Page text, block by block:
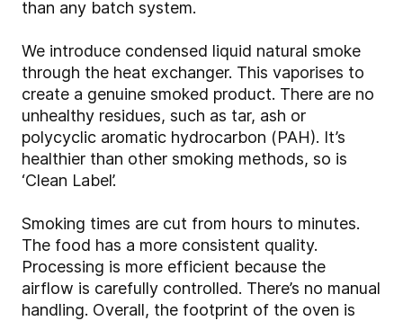
than any batch system.
We introduce condensed liquid natural smoke
through the heat exchanger. This vaporises to
create a genuine smoked product. There are no
unhealthy residues, such as tar, ash or
polycyclic aromatic hydrocarbon (PAH). It’s
healthier than other smoking methods, so is
‘Clean Label’.
Smoking times are cut from hours to minutes.
The food has a more consistent quality.
Processing is more efficient because the
airflow is carefully controlled. There’s no manual
handling. Overall, the footprint of the oven is